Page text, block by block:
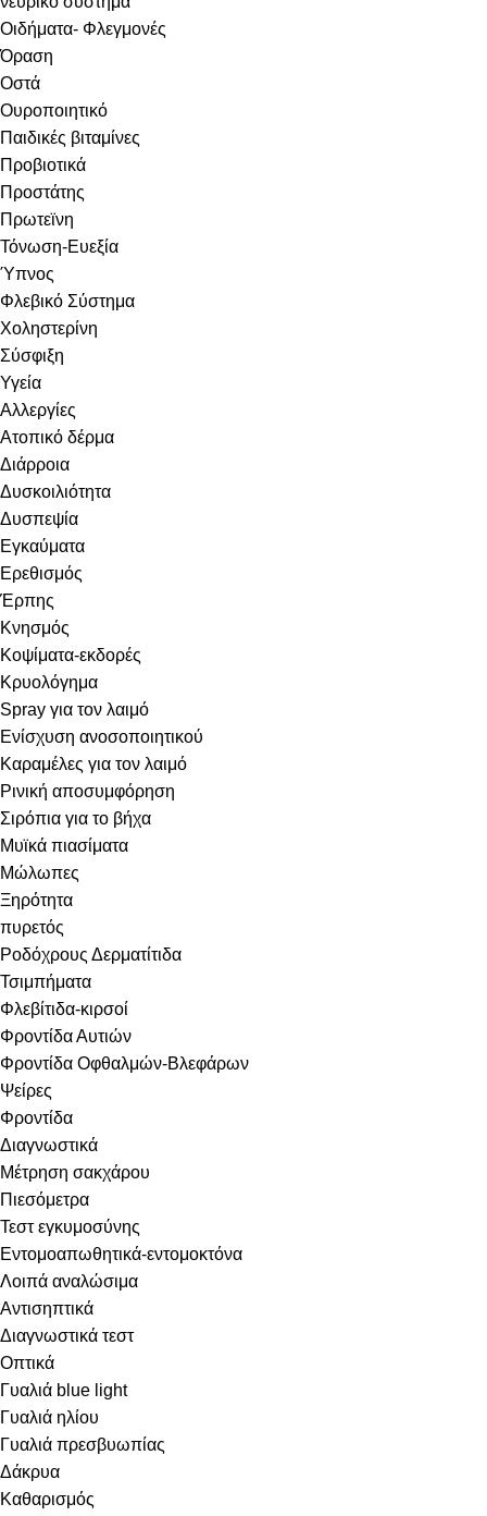
Οιδήματα- Φλεγμονές
Όραση
Οστά
Ουροποιητικό
Παιδικές βιταμίνες
Προβιοτικά
Προστάτης
Πρωτεϊνη
Τόνωση-Ευεξία
Ύπνος
Φλεβικό Σύστημα
Χοληστερίνη
Σύσφιξη
Υγεία
Αλλεργίες
Ατοπικό δέρμα
Διάρροια
Δυσκοιλιότητα
Δυσπεψία
Εγκαύματα
Ερεθισμός
Έρπης
Κνησμός
Κοψίματα-εκδορές
Κρυολόγημα
Spray για τον λαιμό
Ενίσχυση ανοσοποιητικού
Καραμέλες για τον λαιμό
Ρινική αποσυμφόρηση
Σιρόπια για το βήχα
Μυϊκά πιασίματα
Μώλωπες
Ξηρότητα
πυρετός
Ροδόχρους Δερματίτιδα
Τσιμπήματα
Φλεβίτιδα-κιρσοί
Φροντίδα Αυτιών
Φροντίδα Οφθαλμών-Βλεφάρων
Ψείρες
Φροντίδα
Διαγνωστικά
Μέτρηση σακχάρου
Πιεσόμετρα
Τεστ εγκυμοσύνης
Εντομοαπωθητικά-εντομοκτόνα
Λοιπά αναλώσιμα
Αντισηπτικά
Διαγνωστικά τεστ
Οπτικά
Γυαλιά blue light
Γυαλιά ηλίου
Γυαλιά πρεσβυωπίας
Δάκρυα
Καθαρισμός